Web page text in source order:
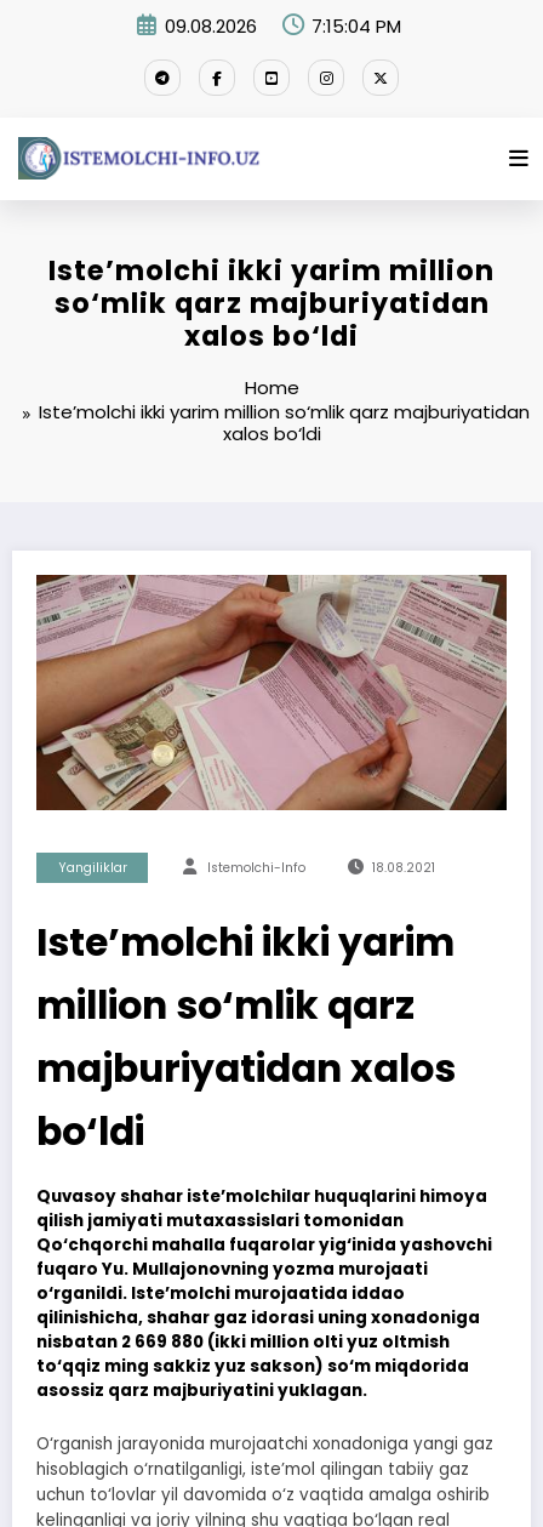
09.08.2026 7:15:05 PM
Iste’molchi ikki yarim million
so‘mlik qarz majburiyatidan
xalos bo‘ldi
Home
Iste’molchi ikki yarim million so‘mlik qarz majburiyatidan
xalos bo‘ldi
Yangiliklar Istemolchi-Info 18.08.2021
Iste’molchi ikki yarim
million so‘mlik qarz
majburiyatidan xalos
bo‘ldi
Quvasoy shahar iste’molchilar huquqlarini himoya
qilish jamiyati mutaxassislari tomonidan
Qo‘chqorchi mahalla fuqarolar yig‘inida yashovchi
fuqaro Yu. Mullajonovning yozma murojaati
o‘rganildi. Iste’molchi murojaatida iddao
qilinishicha, shahar gaz idorasi uning xonadoniga
nisbatan 2 669 880 (ikki million olti yuz oltmish
to‘qqiz ming sakkiz yuz sakson) so‘m miqdorida
asossiz qarz majburiyatini yuklagan.
O‘rganish jarayonida murojaatchi xonadoniga yangi gaz
hisoblagich o‘rnatilganligi, iste’mol qilingan tabiiy gaz
uchun to‘lovlar yil davomida o‘z vaqtida amalga oshirib
kelinganligi va joriy yilning shu vaqtiga bo‘lgan real